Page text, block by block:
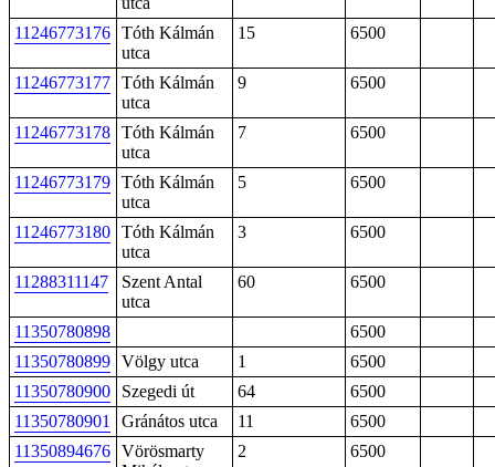
11246773176 Tóth Kálmán
utca
15 6500
11246773177 Tóth Kálmán
utca
9 6500
11246773178 Tóth Kálmán
utca
7 6500
11246773179 Tóth Kálmán
utca
5 6500
11246773180 Tóth Kálmán
utca
3 6500
11288311147
Szent Antal
utca
60 6500
11350780898
6500
11350780899 Völgy utca 1
6500
11350780900
Szegedi út 64
6500
11350780901
Gránátos utca 11
6500
11350894676 Vörösmarty
2 6500